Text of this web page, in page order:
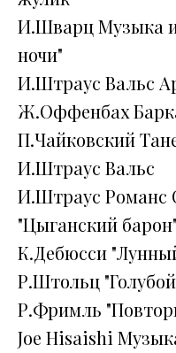
И.Шварц Музыка
ночи"
И.Штраус Вальс
Ж.Оффенбах
П.Чайковский
И.Штраус Вальс
И.Штраус Романс
"Цыганский барон"
К.Дебюсси
Р.Штольц
Р.Фримль
Joe Hisaishi